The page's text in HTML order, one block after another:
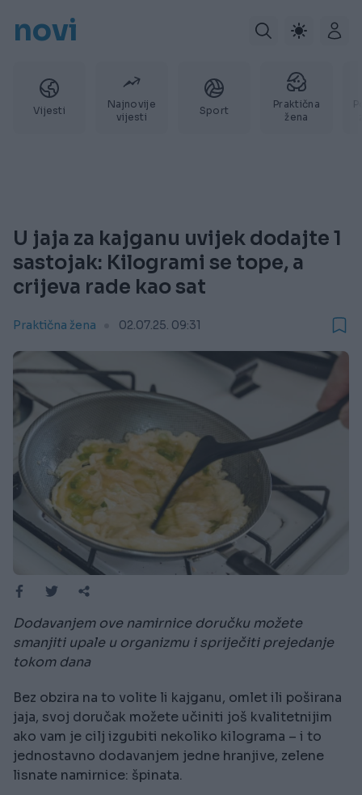
novi
Vijesti
Najnovije
vijesti
Sport
Praktična
žena
U jaja za kajganu uvijek dodajte 1
sastojak: Kilogrami se tope, a
crijeva rade kao sat
Praktična žena 02.07.25. 09:31
Dodavanjem ove namirnice doručku možete
smanjiti upale u organizmu i spriječiti prejedanje
tokom dana
Bez obzira na to volite li kajganu, omlet ili poširana
jaja, svoj doručak možete učiniti još kvalitetnijim
ako vam je cilj izgubiti nekoliko kilograma – i to
jednostavno dodavanjem jedne hranjive, zelene
lisnate namirnice: špinata.